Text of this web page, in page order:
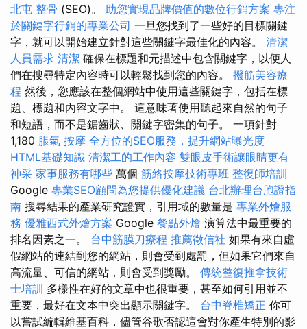
北屯 整骨 (SEO)。 助您實現品牌價值的數位行銷方案 專注
於關鍵字行銷的專業公司 一旦您找到了一些好的目標關鍵
字，就可以開始建立針對這些關鍵字最佳化的內容。 清潔
人員需求 清潔 確保在標題和元描述中包含關鍵字，以便人
們在搜尋特定內容時可以輕鬆找到您的內容。 撥筋美容療
程 然後，您應該在整個網站中使用這些關鍵字，包括在標
題、標題和內容文字中。 這意味著使用聽起來自然的句子
和短語，而不是鋸齒狀、關鍵字密集的句子。 一項針對
1,180 脹氣 按摩 全方位的SEO服務，提升網站曝光度
HTML基礎知識 清潔工的工作內容 雙眼皮手術讓眼睛更有
神采 家事服務有哪些 萬個 筋絡按摩技術專班 整復師培訓
Google 專業SEO顧問為您提供優化建議 台北辦理台胞證指
南 搜尋結果的產業研究證實，引用域的數量是 專業外燴服
務 優雅西式外燴方案 Google 餐點外燴 演算法中最重要的
排名因素之一。 台中筋膜刀療程 推薦徵信社 如果有來自虛
假網站的連結到您的網站，則會受到處罰，但如果它們來自
高流量、可信的網站，則會受到獎勵。 傳統整復推拿技術
士培訓 多樣性在好的文章中也很重要，甚至如何引用並不
重要，最好在文本中突出顯示關鍵字。 台中脊椎矯正 你可
以嘗試編輯維基百科，儘管谷歌否認這會對你產生特別的影